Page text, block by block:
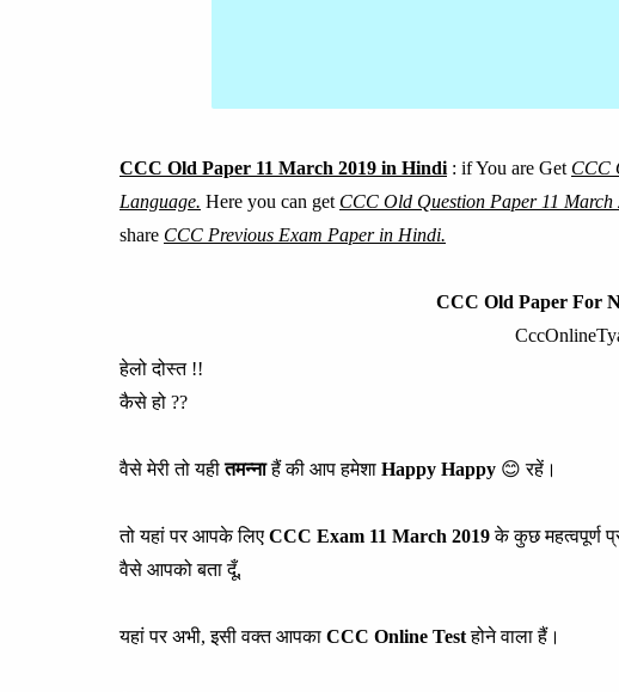
CCC Old Paper 11 March 2019 in Hindi : if You are Get CCC
Language. Here you can get CCC Old Question Paper 11
share CCC Previous Exam Paper in Hindi.
CCC Old Paper For
हेलो दोस्त !!
कैसे हो ??
वैसे मेरी तो यहीतमन्नाहैं की आप हमेशा Happy Happy 😊 रहें।
तो यहां पर आपके लिए CCC Exam 11 March 2019के कुछ महत्वपूर्ण
वैसे आपको बता दूँ,
यहां पर अभी, इसी वक्त आपका CCC Online Testहोने वाला हैं।